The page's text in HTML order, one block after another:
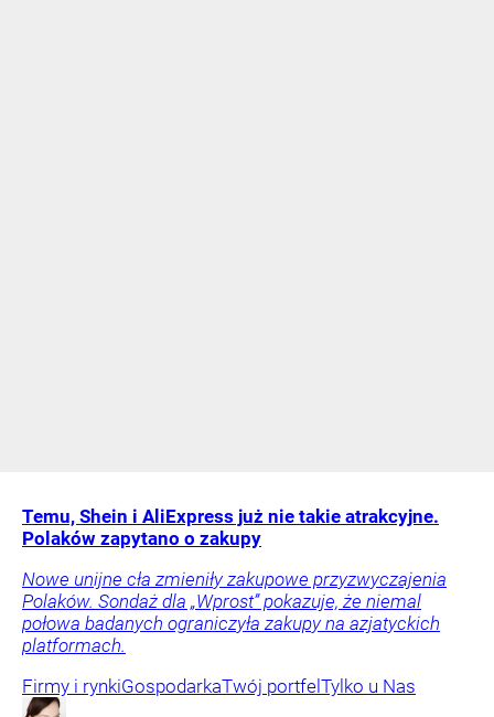
Temu, Shein i AliExpress już nie takie atrakcyjne.
Polaków zapytano o zakupy
Nowe unijne cła zmieniły zakupowe przyzwyczajenia
Polaków. Sondaż dla „Wprost” pokazuje, że niemal
połowa badanych ograniczyła zakupy na azjatyckich
platformach.
Firmy i rynkiGospodarkaTwój portfelTylko u Nas